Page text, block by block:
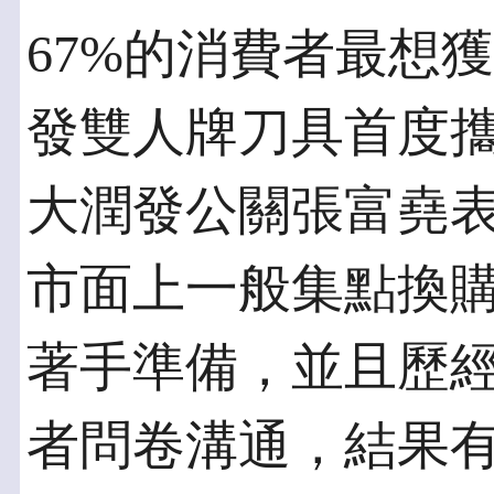
67%的消費者最想
發雙人牌刀具首度
大潤發公關張富堯
市面上一般集點換
著手準備，並且歷
者問卷溝通，結果